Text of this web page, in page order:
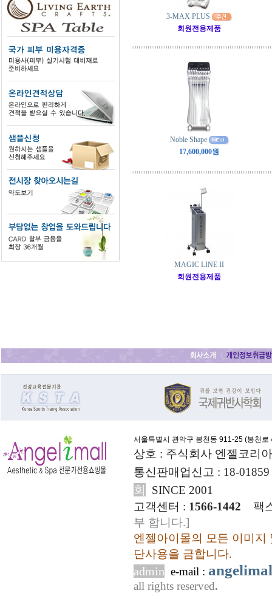
3-MAX PLUS
회원전용제품
Noble Shape
17,600,000원
MAGIC LINE II­­­
회원전용제품
서울특별시 관악구 봉천동 911-25 (봉천로
상호 : 주식회사 엔젤코리
통신판매업신고 : 18-
회
SINCE 2001
고객센터 : 1566-1442
팩
부 합니다.]
엔젤아이몰의 모든 이미지
단사용을 금합니다.
admin e-mail :
all rights reserved.